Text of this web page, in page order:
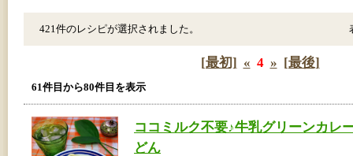
421件のレシピが選択されました。
[最初] « 4 » [最後]
61件目から80件目を表示
ココミルク不要♪牛乳グリーンカレ
どん